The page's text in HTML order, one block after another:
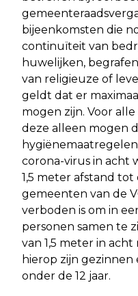
bijeenkomsten die
continuïteit van
huwelijken,
van religieuze of
geldt dat er
mogen zijn. Voor
deze alleen mogen
corona-virus in acht
1,5 meter afstand
gemeenten van de
verboden is om in
personen samen te
van 1,5 meter in
hierop zijn
onder de 12 jaar.